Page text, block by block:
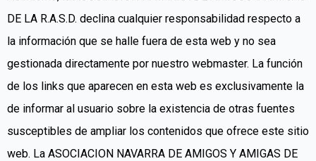
DE LA R.A.S.D. declina cualquier responsabilidad respecto a
la información que se halle fuera de esta web y no sea
gestionada directamente por nuestro webmaster. La función
de los links que aparecen en esta web es exclusivamente la
de informar al usuario sobre la existencia de otras fuentes
susceptibles de ampliar los contenidos que ofrece este sitio
web. La ASOCIACION NAVARRA DE AMIGOS Y AMIGAS DE